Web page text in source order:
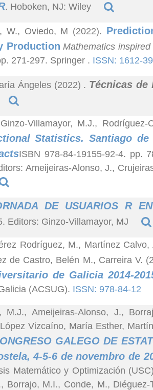
. Hoboken, NJ: Wiley
W., Oviedo, M (2022).
Production Mathematics
271-297. Springer . ISSN: 1612-
Ángeles (2022) . Técnicas de
Villamayor, M.J., Rodríguez-
Statistics. Santiago de
ISBN 978-84-19155-92-4. pp.
Ameijeiras-Alonso, J.,
DE USUARIOS R
Editors: Ginzo-Villamayor, MJ
Rodríguez, M., Martínez
de Castro, Belén M., Carreira V.
de Galicia 2014-
(ACSUG). ISSN: 978-84-12
M.J., Ameijeiras-Alonso, J.,
Vizcaíno, María Esther,
GALEGO DE
4-5-6 de novembro de
Matemático y Optimización
Borrajo, M.I., Conde, M.,